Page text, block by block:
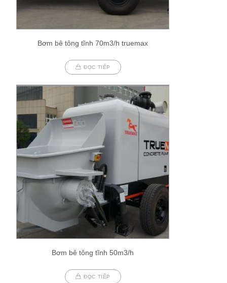
Bơm bê tông tĩnh 70m3/h truemax
ĐỌC TIẾP
Bơm bê tông tĩnh 50m3/h
ĐỌC TIẾP